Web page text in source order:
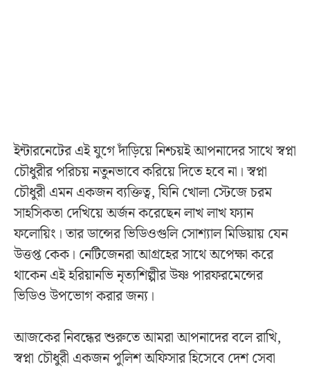
ইন্টারনেটের এই যুগে দাঁড়িয়ে নিশ্চয়ই আপনাদের সাথে স্বপ্না
চৌধুরীর পরিচয় নতুনভাবে করিয়ে দিতে হবে না। স্বপ্না
চৌধুরী এমন একজন ব্যক্তিত্ব, যিনি খোলা স্টেজে চরম
সাহসিকতা দেখিয়ে অর্জন করেছেন লাখ লাখ ফ্যান
ফলোয়িং। তার ডান্সের ভিডিওগুলি সোশ্যাল মিডিয়ায় যেন
উত্তপ্ত কেক। নেটিজেনরা আগ্রহের সাথে অপেক্ষা করে
থাকেন এই হরিয়ানভি নৃত্যশিল্পীর উষ্ণ পারফরমেন্সের
ভিডিও উপভোগ করার জন্য।
আজকের নিবন্ধের শুরুতে আমরা আপনাদের বলে রাখি,
স্বপ্না চৌধুরী একজন পুলিশ অফিসার হিসেবে দেশ সেবা